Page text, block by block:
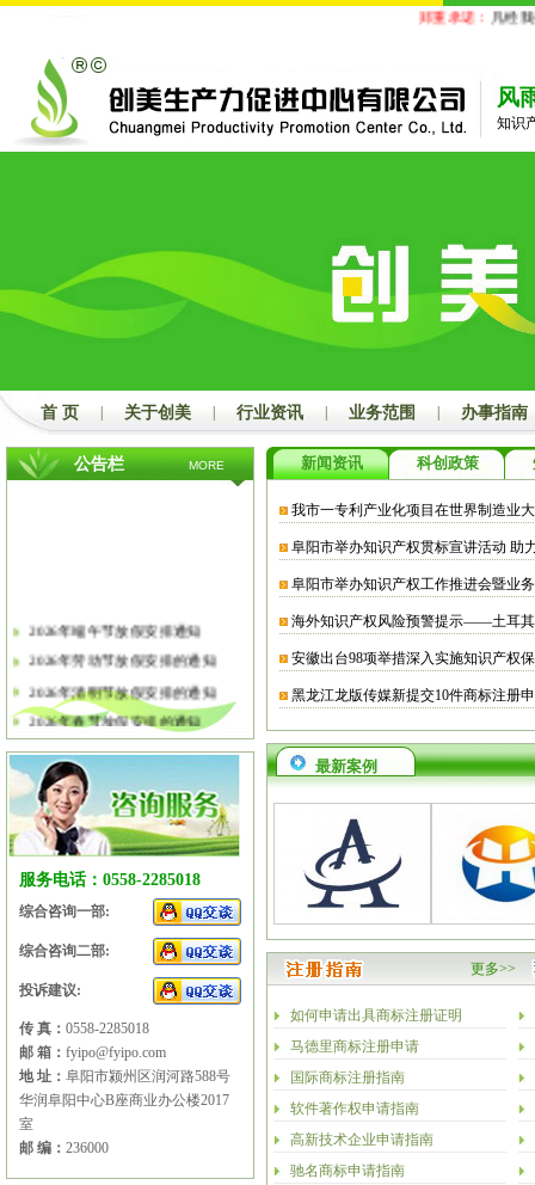
郑重承诺： 凡经我
风
知识
首 页 关于创美 行业资讯 业务范围 办事指南
公告栏 MORE
2026年端午节放假安排通知
2026年劳动节放假安排的通知
2026年清明节放假安排的通知
2026年春节放假安排的通知
2025年国庆节、中秋节放假安排
2025年端午节放假安排的通知
2025年劳动节放假安排的通知
2025年春节放假安排的通知
服务电话：0558-2285018
综合咨询一部:
综合咨询二部:
投诉建议:
传 真： 0558-2285018
邮 箱： fyipo@fyipo.com
地 址： 阜阳市颍州区润河路588号
华润阜阳中心B座商业办公楼2017
室
邮 编： 236000
新闻资讯 科创政策
我市一专利产业化项目在世界制造业
阜阳市举办知识产权贯标宣讲活动 助
阜阳市举办知识产权工作推进会暨业
海外知识产权风险预警提示——土耳
安徽出台98项举措深入实施知识产权
黑龙江龙版传媒新提交10件商标注册
最新案例
更多>>
如何申请出具商标注册证明
马德里商标注册申请
国际商标注册指南
软件著作权申请指南
高新技术企业申请指南
驰名商标申请指南